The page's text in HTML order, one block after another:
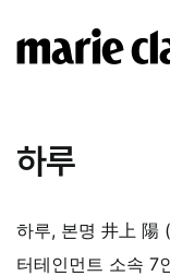
텐
하루
하루, 본명 井上 陽
터테인먼트 소속 7